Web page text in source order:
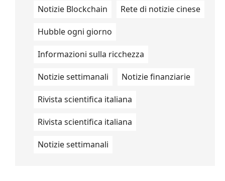
Notizie Blockchain Rete di notizie cinese
Hubble ogni giorno
Informazioni sulla ricchezza
Notizie settimanali Notizie finanziarie
Rivista scientifica italiana
Rivista scientifica italiana
Notizie settimanali